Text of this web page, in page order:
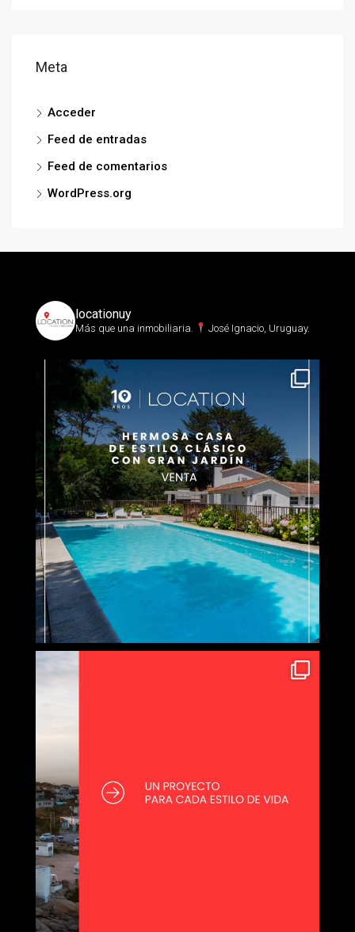
Meta
Acceder
Feed de entradas
Feed de comentarios
WordPress.org
locationuy
Más que una inmobiliaria.⁣ José Ignacio, Uruguay.